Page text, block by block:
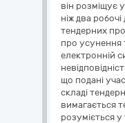
він розміщує
ніж два
тендерних
про усунення
електронній
що подані
складі
вимагається
розуміється у